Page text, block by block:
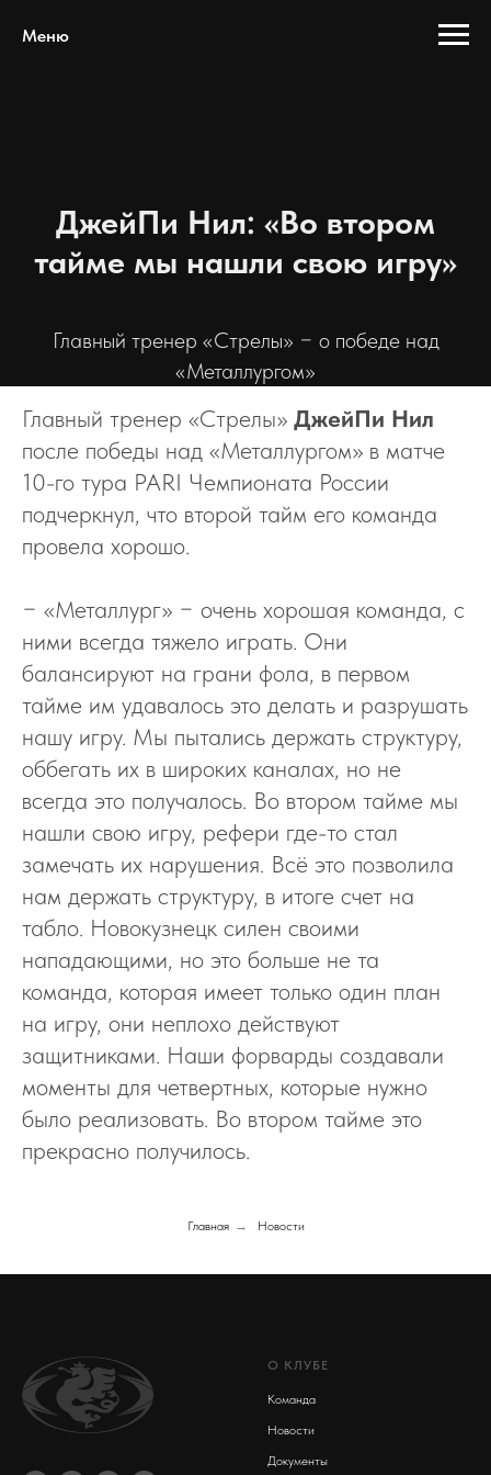
Меню
ДжейПи Нил: «Во втором
тайме мы нашли свою игру»
Главный тренер «Стрелы» − о победе над
«Металлургом»
Главный тренер «Стрелы» ДжейПи Нил
после победы над «Металлургом» в матче
10-го тура PARI Чемпионата России
подчеркнул, что второй тайм его команда
провела хорошо.
− «Металлург» − очень хорошая команда, с
ними всегда тяжело играть. Они
балансируют на грани фола, в первом
тайме им удавалось это делать и разрушать
нашу игру. Мы пытались держать структуру,
оббегать их в широких каналах, но не
всегда это получалось. Во втором тайме мы
нашли свою игру, рефери где-то стал
замечать их нарушения. Всё это позволила
нам держать структуру, в итоге счет на
табло. Новокузнецк силен своими
нападающими, но это больше не та
команда, которая имеет только один план
на игру, они неплохо действуют
защитниками. Наши форварды создавали
моменты для четвертных, которые нужно
было реализовать. Во втором тайме это
прекрасно получилось.
Главная → Новости
О КЛУБЕ
Команда
Новости
Документы